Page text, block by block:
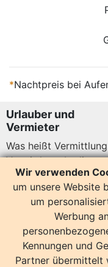
*Nachtpreis bei
Urlauber und
Vermieter
Was heißt Vermittlung
Datenschutz
14157 Bewertungen
Wir verwenden
um unsere Website
um
Werbung
Kennungen und
Partner übermittelt